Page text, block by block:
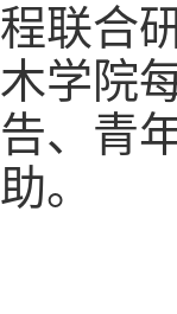
程联合
木学院
告、青
助。